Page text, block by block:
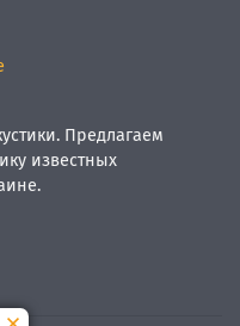
Предлагаем
известных